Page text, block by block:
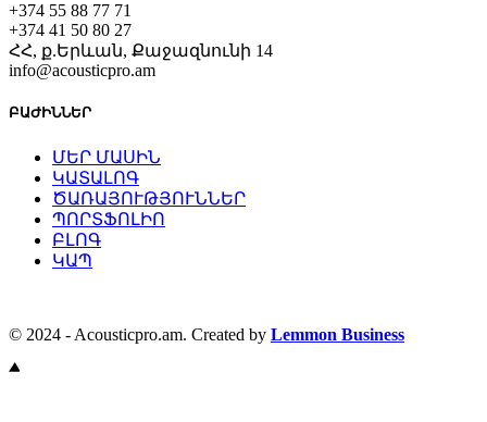
+374 55 88 77 71
+374 41 50 80 27
ՀՀ, ք.Երևան, Քաջազնունի 14
info@acousticpro.am
ԲԱԺԻՆՆԵՐ
ՄԵՐ ՄԱՍԻՆ
ԿԱՏԱԼՈԳ
ԾԱՌԱՅՈՒԹՅՈՒՆՆԵՐ
ՊՈՐՏՖՈԼԻՈ
ԲԼՈԳ
ԿԱՊ
© 2024 - Acousticpro.am. Created by Lemmon Business